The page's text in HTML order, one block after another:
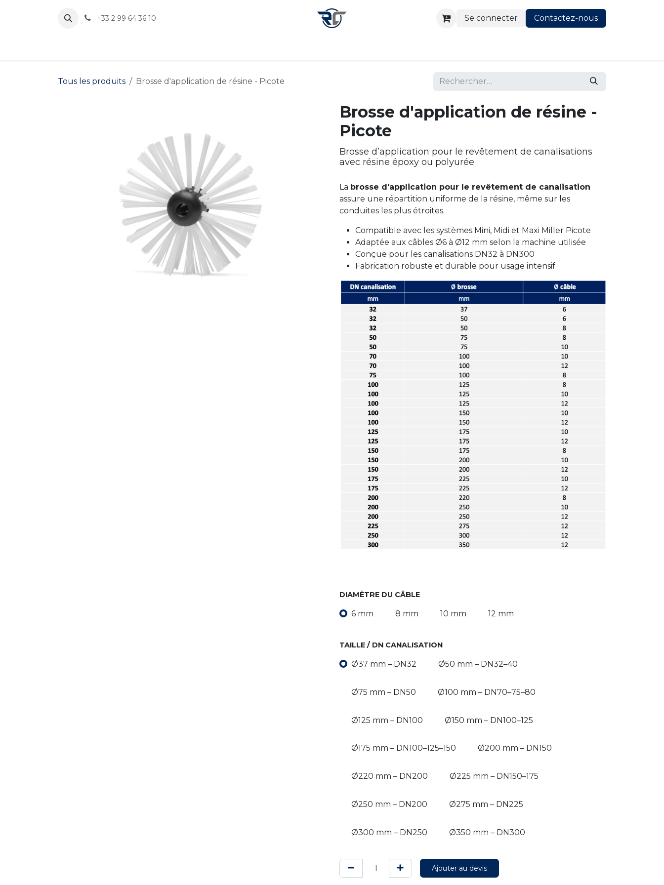
+33 2 99 64 36 10 Se connecter Contactez-nous
Tous les produits Brosse d'application de résine - Picote
Brosse d'application de résine -
Picote
Brosse d’application pour le revêtement de canalisations
avec résine époxy ou polyurée
La brosse d'application pour le revêtement de canalisation
assure une répartition uniforme de la résine, même sur les
conduites les plus étroites.
Compatible avec les systèmes Mini, Midi et Maxi Miller Picote
Adaptée aux câbles Ø6 à Ø12 mm selon la machine utilisée
Conçue pour les canalisations DN32 à DN300
Fabrication robuste et durable pour usage intensif
DIAMÈTRE DU CÂBLE
6 mm 8 mm 10 mm 12 mm
TAILLE / DN CANALISATION
Ø37 mm – DN32 Ø50 mm – DN32–40
Ø75 mm – DN50 Ø100 mm – DN70–75–80
Ø125 mm – DN100 Ø150 mm – DN100–125
Ø175 mm – DN100–125–150 Ø200 mm – DN150
Ø220 mm – DN200 Ø225 mm – DN150–175
Ø250 mm – DN200 Ø275 mm – DN225
Ø300 mm – DN250 Ø350 mm – DN300
Ajouter au devis